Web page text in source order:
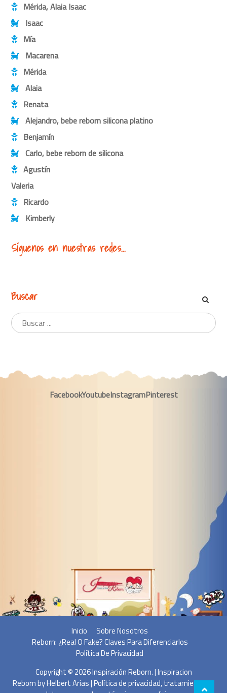
Mérida, Alaia Isaac
Isaac
Mía
Macarena
Mérida
Alaia
Renata
Alejandro, bebe reborn silicona platino
Benjamín
Carlo, bebe reborn de silicona
Agustín
Valeria
Ricardo
Kimberly
Síguenos en nuestras redes...
Buscar
FacebookYoutubeInstagramPinterest
Inicio
Sobre Nosotros
Reborn: ¿Real O Fake? Claves Para Diferenciarlos
Política De Privacidad
Copyright © 2026Inspiración Reborn. | Inspiracion
Reborn byHelbert Arias|Política de privacidad, tratamiento de